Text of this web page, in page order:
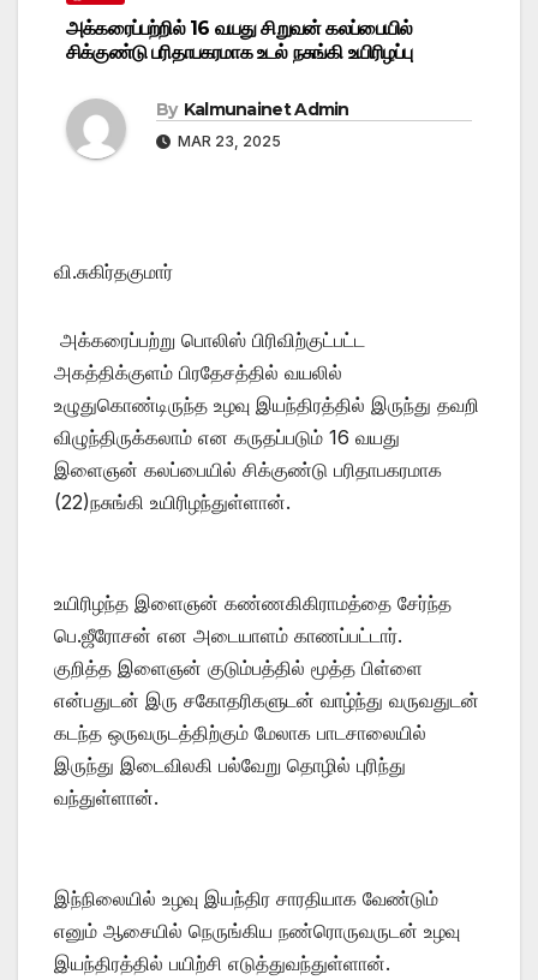
அக்கரைப்பற்றில் 16 வயது சிறுவன் கலப்பையில்
சிக்குண்டு பரிதாபகரமாக உடல் நசுங்கி உயிரிழப்பு
By Kalmunainet Admin
MAR 23, 2025
வி.சுகிர்தகுமார்
அக்கரைப்பற்று பொலிஸ் பிரிவிற்குட்பட்ட
அகத்திக்குளம் பிரதேசத்தில் வயலில்
உழுதுகொண்டிருந்த உழவு இயந்திரத்தில் இருந்து தவறி
விழுந்திருக்கலாம் என கருதப்படும் 16 வயது
இளைஞன் கலப்பையில் சிக்குண்டு பரிதாபகரமாக
(22)நசுங்கி உயிரிழந்துள்ளான்.
உயிரிழந்த இளைஞன் கண்ணகிகிராமத்தை சேர்ந்த
பெ.ஜீரோசன் என அடையாளம் காணப்பட்டார்.
குறித்த இளைஞன் குடும்பத்தில் மூத்த பிள்ளை
என்பதுடன் இரு சகோதரிகளுடன் வாழ்ந்து வருவதுடன்
கடந்த ஒருவருடத்திற்கும் மேலாக பாடசாலையில்
இருந்து இடைவிலகி பல்வேறு தொழில் புரிந்து
வந்துள்ளான்.
இந்நிலையில் உழவு இயந்திர சாரதியாக வேண்டும்
எனும் ஆசையில் நெருங்கிய நண்ரொருவருடன் உழவு
இயந்திரத்தில் பயிற்சி எடுத்துவந்துள்ளான்.